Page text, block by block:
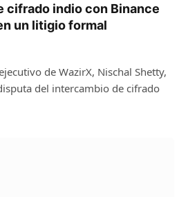
cifrado indio con Binance
un litigio formal
de WazirX, Nischal Shetty,
del intercambio de cifrado